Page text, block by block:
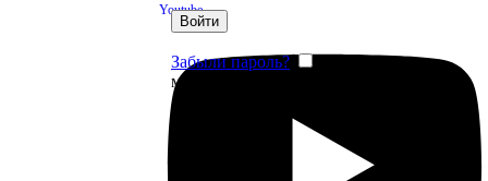
Youtube
Войти
Забыли пароль?
Запомнить
меня